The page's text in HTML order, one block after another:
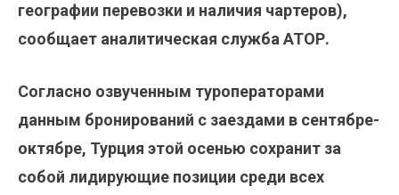
географии перевозки и наличия чартеров),
сообщает аналитическая служба АТОР.
Согласно озвученным туроператорами
данным бронирований с заездами в сентябре-
октябре, Турция этой осенью сохранит за
собой лидирующие позиции среди всех